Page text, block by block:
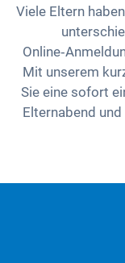
Viele Eltern
Mit unserem
Sie eine sofort
Elternabend